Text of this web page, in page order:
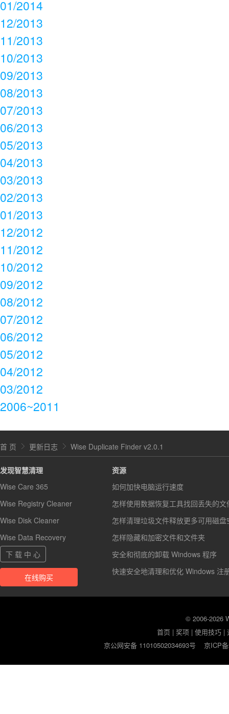
01/2014
12/2013
11/2013
10/2013
09/2013
08/2013
07/2013
06/2013
05/2013
04/2013
03/2013
02/2013
01/2013
12/2012
11/2012
10/2012
09/2012
08/2012
07/2012
06/2012
05/2012
04/2012
03/2012
2006~2011
首 页 更新日志 Wise Duplicate Finder v2.0.1
发现智慧清理
Wise Care 365
Wise Registry Cleaner
Wise Disk Cleaner
Wise Data Recovery
下 载 中 心
在线购买
资源
如何加快电脑运行速度
怎样使用数据恢复工具找回丢失的文
怎样清理垃圾文件释放更多可用磁盘
怎样隐藏和加密文件和文件夹
安全和彻底的卸载 Windows 程序
快速安全地清理和优化 Windows 注
© 2006-2026
首页 |奖项 |使用技巧 |
京公网安备 11010502034693号
京ICP